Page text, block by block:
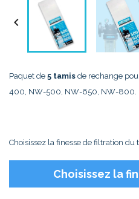

Paquet de 5 tamis de rechange
400, NW-500, NW-650, NW-800.
Choisissez la finesse de filtration du
Choisissez la